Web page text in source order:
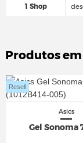
1 Shop
Produtos
Asics
Gel Sonoma
Resell